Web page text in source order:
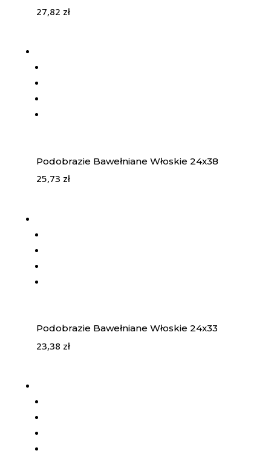
27,82 zł
Podobrazie Bawełniane Włoskie 24x38
25,73 zł
Podobrazie Bawełniane Włoskie 24x33
23,38 zł